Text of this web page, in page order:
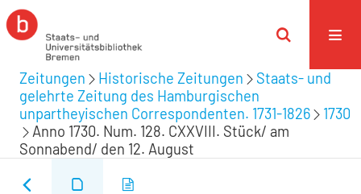
Zeitungen Historische Zeitungen
Staats- und
gelehrte Zeitung des Hamburgischen
unpartheyischen Correspondenten. 1731-1826
1730
Anno 1730. Num. 128. CXXVIII. Stück/ am
Sonnabend/ den 12. August